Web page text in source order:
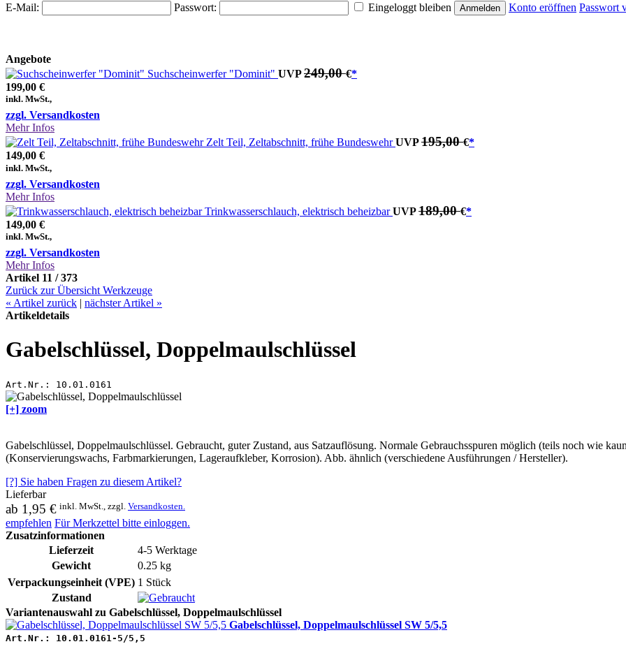
E-Mail:
Passwort: Eingeloggt bleiben Konto eröffnen Passwort
Angebote
Suchscheinwerfer "Dominit" UVP249,00€*
199,00 €
inkl. MwSt.,
zzgl. Versandkosten
Mehr Infos
Zelt Teil, Zeltabschnitt, frühe BundeswehrUVP195,00€*
149,00 €
inkl. MwSt.,
zzgl. Versandkosten
Mehr Infos
Trinkwasserschlauch, elektrisch beheizbarUVP189,00€*
149,00 €
inkl. MwSt.,
zzgl. Versandkosten
Mehr Infos
Artikel 11 / 373
Zurück zur Übersicht Werkzeuge
« Artikel zurück | nächster Artikel »
Artikeldetails
Gabelschlüssel, Doppelmaulschlüssel
Art.Nr.: 10.01.0161
[+] zoom
Gabelschlüssel, Doppelmaulschlüssel. Gebraucht, guter Zustand, aus Satzauflösung. Normale Gebrauchsspuren möglich (teils noch wie
(Konservierungswachs, Farbmarkierungen, Lageraufkleber, Korrosion). Abb. ähnlich (verschiedene Ausführungen / Hersteller).
[?] Sie haben Fragen zu diesem Artikel?
Lieferbar
ab 1,95 € inkl. MwSt., zzgl. Versandkosten.
empfehlen Für Merkzettel bitte einloggen.
Zusatzinformationen
Lieferzeit
4-5 Werktage
Gewicht
0.25 kg
Verpackungseinheit (VPE) 1 Stück
Zustand
Variantenauswahl zu Gabelschlüssel, Doppelmaulschlüssel
Gabelschlüssel, Doppelmaulschlüssel SW 5/5,5
Art.Nr.: 10.01.0161-5/5,5